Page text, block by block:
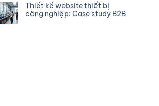
Thiết kế website thiết bị
công nghiệp: Case study B2B